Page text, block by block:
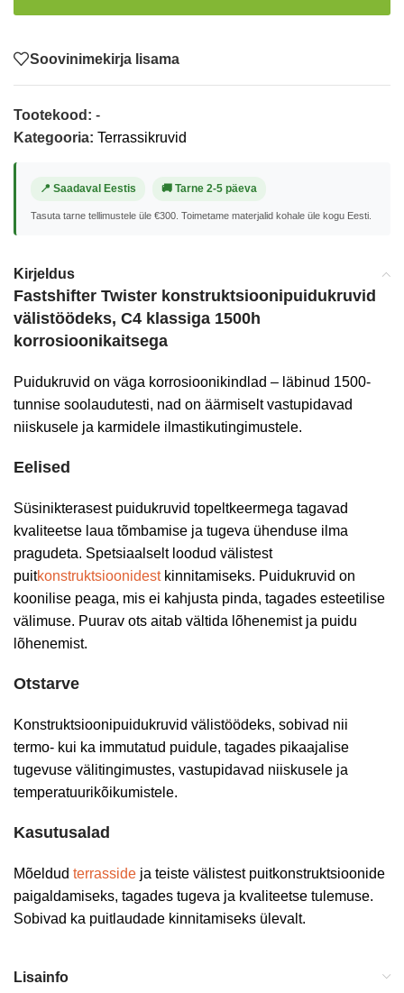
Soovinimekirja lisama
Tootekood: -
Kategooria: Terrassikruvid
📍 Saadaval Eestis 🚚 Tarne 2-5 päeva
Tasuta tarne tellimustele üle €300. Toimetame materjalid kohale üle kogu Eesti.
Kirjeldus
Fastshifter Twister konstruktsioonipuidukruvid
välistöödeks, C4 klassiga 1500h
korrosioonikaitsega
Puidukruvid on väga korrosioonikindlad – läbinud 1500-
tunnise soolaudutesti, nad on äärmiselt vastupidavad
niiskusele ja karmidele ilmastikutingimustele.
Eelised
Süsinikterasest puidukruvid topeltkeermega tagavad
kvaliteetse laua tõmbamise ja tugeva ühenduse ilma
pragudeta. Spetsiaalselt loodud välistest
puitkonstruktsioonidestkinnitamiseks. Puidukruvid on
koonilise peaga, mis ei kahjusta pinda, tagades esteetilise
välimuse. Puurav ots aitab vältida lõhenemist ja puidu
lõhenemist.
Otstarve
Konstruktsioonipuidukruvid välistöödeks, sobivad nii
termo- kui ka immutatud puidule, tagades pikaajalise
tugevuse välitingimustes, vastupidavad niiskusele ja
temperatuurikõikumistele.
Kasutusalad
Mõeldud terrasside ja teiste välistest puitkonstruktsioonide
paigaldamiseks, tagades tugeva ja kvaliteetse tulemuse.
Sobivad ka puitlaudade kinnitamiseks ülevalt.
Lisainfo